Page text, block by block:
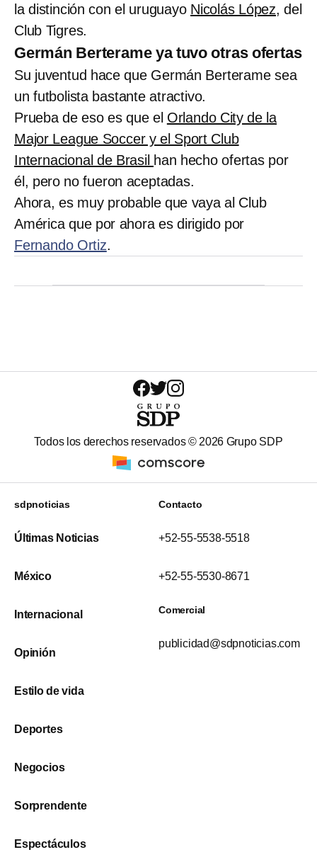
la distinción con el uruguayo Nicolás López, del
Club Tigres.
Germán Berterame ya tuvo otras ofertas
Su juventud hace que Germán Berterame sea
un futbolista bastante atractivo.
Prueba de eso es que el Orlando City de la
Major League Soccer y el Sport Club
Internacional de Brasil han hecho ofertas por
él, pero no fueron aceptadas.
Ahora, es muy probable que vaya al Club
América que por ahora es dirigido por
Fernando Ortiz.
Todos los derechos reservados © 2026 Grupo SDP
sdpnoticias
Últimas Noticias
México
Internacional
Opinión
Estilo de vida
Deportes
Negocios
Sorprendente
Espectáculos
Contacto
+52-55-5538-5518
+52-55-5530-8671
Comercial
publicidad@sdpnoticias.com